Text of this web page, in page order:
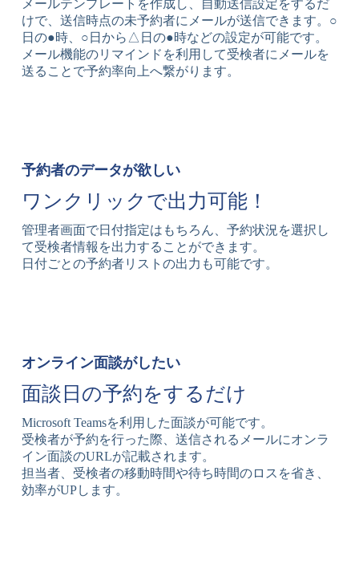
メールテンプレートを作成し、自動送信設定をするだ
けで、送信時点の未予約者にメールが送信できます。○
日の●時、○日から△日の●時などの設定が可能です。
メール機能のリマインドを利用して受検者にメールを
送ることで予約率向上へ繋がります。
予約者のデータが欲しい
ワンクリックで出力可能！
管理者画面で日付指定はもちろん、予約状況を選択し
て受検者情報を出力することができます。
日付ごとの予約者リストの出力も可能です。
オンライン面談がしたい
面談日の予約をするだけ
Microsoft Teamsを利用した面談が可能です。
受検者が予約を行った際、送信されるメールにオンラ
イン面談のURLが記載されます。
担当者、受検者の移動時間や待ち時間のロスを省き、
効率がUPします。